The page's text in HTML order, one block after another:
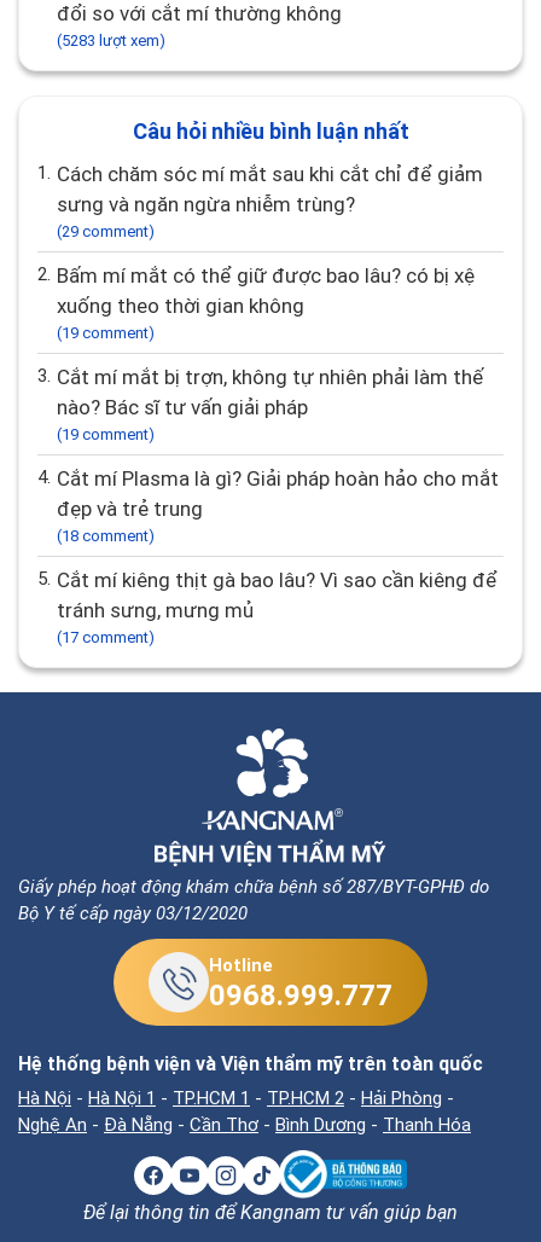
đổi so với cắt mí thường không
(5283 lượt xem)
Câu hỏi nhiều bình luận nhất
1. Cách chăm sóc mí mắt sau khi cắt chỉ để giảm
sưng và ngăn ngừa nhiễm trùng?
(29 comment)
2. Bấm mí mắt có thể giữ được bao lâu? có bị xệ
xuống theo thời gian không
(19 comment)
3. Cắt mí mắt bị trợn, không tự nhiên phải làm thế
nào? Bác sĩ tư vấn giải pháp
(19 comment)
4. Cắt mí Plasma là gì? Giải pháp hoàn hảo cho mắt
đẹp và trẻ trung
(18 comment)
5. Cắt mí kiêng thịt gà bao lâu? Vì sao cần kiêng để
tránh sưng, mưng mủ
(17 comment)
Giấy phép hoạt động khám chữa bệnh số 287/BYT-GPHĐ do
Bộ Y tế cấp ngày 03/12/2020
Hotline
0968.999.777
Hệ thống bệnh viện và Viện thẩm mỹ trên toàn quốc
Hà Nội - Hà Nội 1 - TP.HCM 1 - TP.HCM 2 - Hải Phòng -
Nghệ An - Đà Nẵng - Cần Thơ - Bình Dương - Thanh Hóa
Để lại thông tin để Kangnam tư vấn giúp bạn